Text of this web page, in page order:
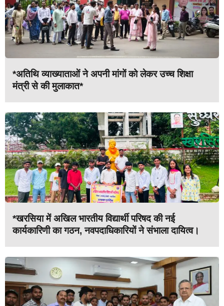
*अतिथि व्याख्याताओं ने अपनी मांगों को लेकर उच्च शिक्षा
मंत्री से की मुलाकात*
*खरसिया में अखिल भारतीय विद्यार्थी परिषद की नई
कार्यकारिणी का गठन, नवपदाधिकारियों ने संभाला दायित्व।